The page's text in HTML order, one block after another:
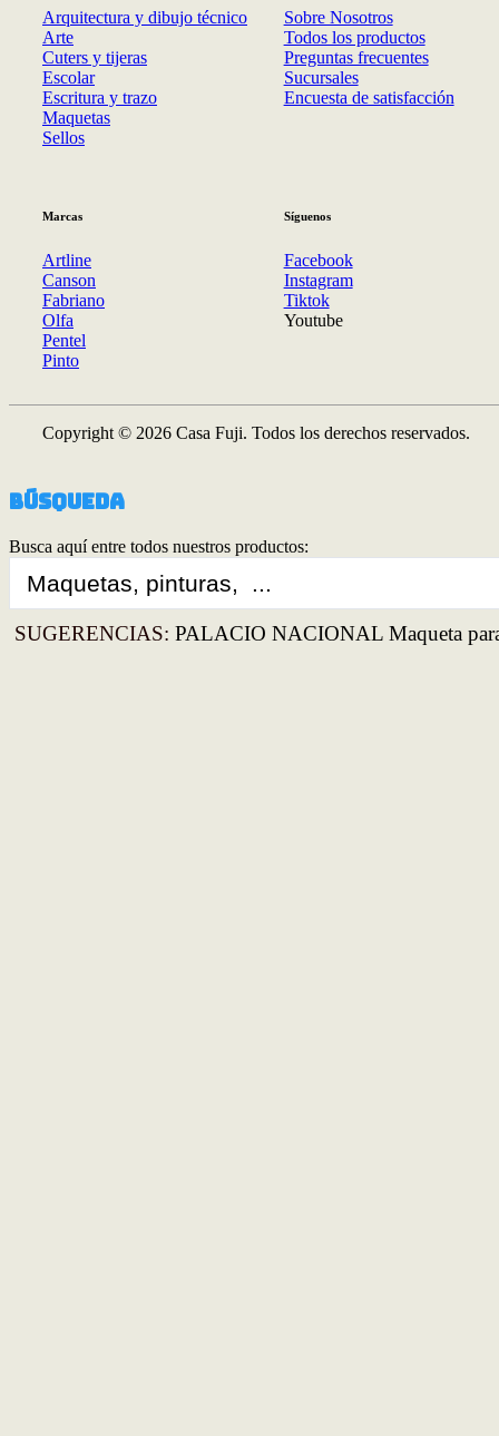
Arquitectura y dibujo técnico
Arte
Cuters y tijeras
Escolar
Escritura y trazo
Maquetas
Sellos
Sobre Nosotros
Todos los productos
Preguntas frecuentes
Sucursales
Encuesta de satisfacción
Marcas
Artline
Canson
Fabriano
Olfa
Pentel
Pinto
Síguenos
Facebook
Instagram
Tiktok
Youtube
Copyright © 2026 Casa Fuji. Todos los derechos reservados.
Búsqueda
Busca aquí entre todos nuestros productos:
SUGERENCIAS: PALACIO NACIONAL Maqueta